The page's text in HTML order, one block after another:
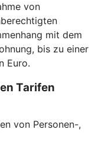
von
mit dem
bis zu einer
Euro.
Tarifen
von Personen-,